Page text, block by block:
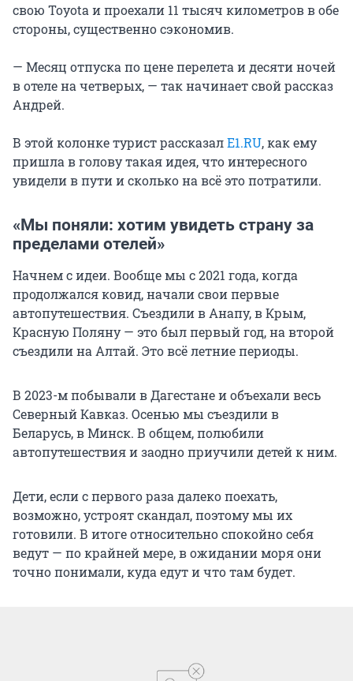
свою Toyota и проехали 11 тысяч километров в обе
стороны, существенно сэкономив.
— Месяц отпуска по цене перелета и десяти ночей
в отеле на четверых, — так начинает свой рассказ
Андрей.
В этой колонке турист рассказалE1.RU, как ему
пришла в голову такая идея, что интересного
увидели в пути и сколько на всё это потратили.
«Мы поняли: хотим увидеть страну за
пределами отелей»
Начнем с идеи. Вообще мы с 2021 года, когда
продолжался ковид, начали свои первые
автопутешествия. Съездили в Анапу, в Крым,
Красную Поляну — это был первый год, на второй
съездили на Алтай. Это всё летние периоды.
В 2023-м побывали в Дагестане и объехали весь
Северный Кавказ. Осенью мы съездили в
Беларусь, в Минск. В общем, полюбили
автопутешествия и заодно приучили детей к ним.
Дети, если с первого раза далеко поехать,
возможно, устроят скандал, поэтому мы их
готовили. В итоге относительно спокойно себя
ведут — по крайней мере, в ожидании моря они
точно понимали, куда едут и что там будет.